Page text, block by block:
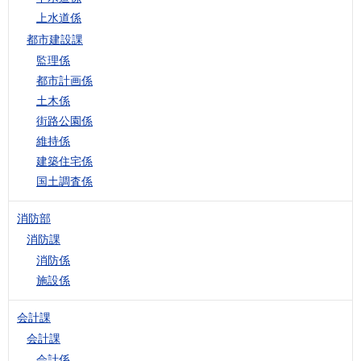
上水道係
都市建設課
監理係
都市計画係
土木係
街路公園係
維持係
建築住宅係
国土調査係
消防部
消防課
消防係
施設係
会計課
会計課